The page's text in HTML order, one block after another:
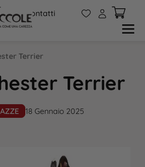
Contatti W A
Terrier
Terrier
18 Gennaio 2025